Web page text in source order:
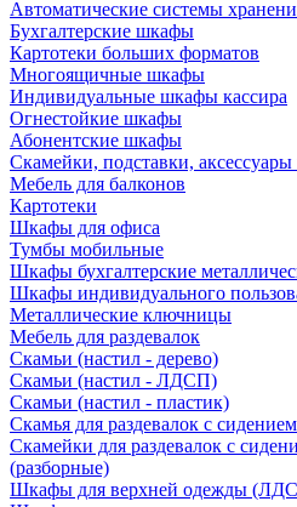
Автоматические системы
Бухгалтерские шкафы
Картотеки больших форматов
Многоящичные шкафы
Индивидуальные шкафы кассира
Огнестойкие шкафы
Абонентские шкафы
Скамейки, подставки,
Мебель для балконов
Картотеки
Шкафы для офиса
Тумбы мобильные
Шкафы бухгалтерские
Шкафы индивидуального
Металлические ключницы
Мебель для раздевалок
Скамьи (настил - дерево)
Скамьи (настил - ЛДСП)
Скамьи (настил - пластик)
Скамья для раздевалок с
Скамейки для раздевалок с
(разборные)
Шкафы для верхней одежды